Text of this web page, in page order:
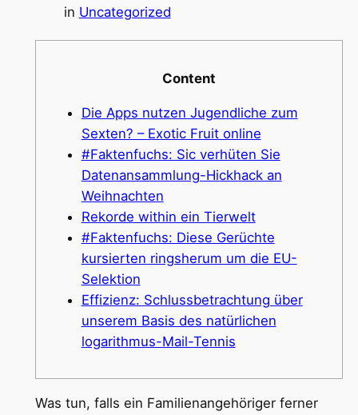
in Uncategorized
Content
Die Apps nutzen Jugendliche zum
Sexten? – Exotic Fruit online
#Faktenfuchs: Sic verhüten Sie
Datenansammlung-Hickhack an
Weihnachten
Rekorde within ein Tierwelt
#Faktenfuchs: Diese Gerüchte
kursierten ringsherum um die EU-
Selektion
Effizienz: Schlussbetrachtung über
unserem Basis des natürlichen
logarithmus-Mail-Tennis
Was tun, falls ein Familienangehöriger ferner